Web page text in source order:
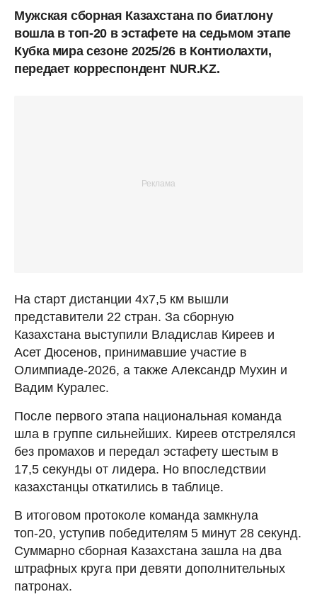
Мужская сборная Казахстана по биатлону
вошла в топ-20 в эстафете на седьмом этапе
Кубка мира сезоне 2025/26 в Контиолахти,
передает корреспондент NUR.KZ.
На старт дистанции 4х7,5 км вышли
представители 22 стран. За сборную
Казахстана выступили Владислав Киреев и
Асет Дюсенов, принимавшие участие в
Олимпиаде-2026, а также Александр Мухин и
Вадим Куралес.
После первого этапа национальная команда
шла в группе сильнейших. Киреев отстрелялся
без промахов и передал эстафету шестым в
17,5 секунды от лидера. Но впоследствии
казахстанцы откатились в таблице.
В итоговом протоколе команда замкнула
топ-20, уступив победителям 5 минут 28 секунд.
Суммарно сборная Казахстана зашла на два
штрафных круга при девяти дополнительных
патронах.